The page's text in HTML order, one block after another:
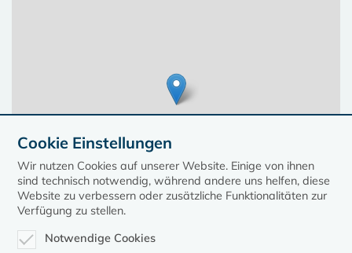
Cookie Einstellungen
Wir nutzen Cookies auf unserer Website. Einige von ihnen
sind technisch notwendig, während andere uns helfen, diese
Website zu verbessern oder zusätzliche Funktionalitäten zur
Verfügung zu stellen.
Notwendige Cookies